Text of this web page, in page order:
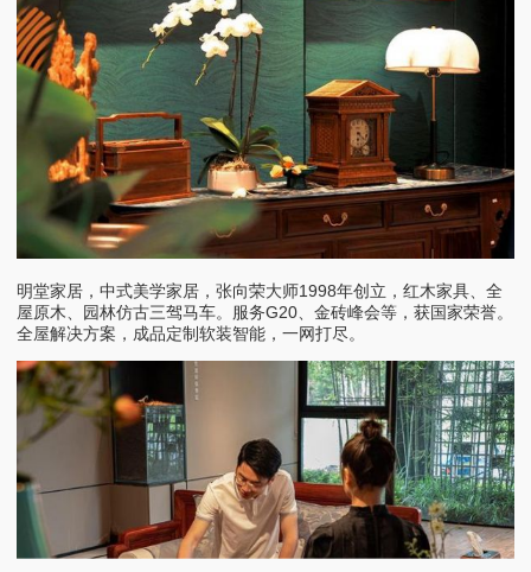
明堂家居，中式美学家居，张向荣大师1998年创立，红木家具、全
屋原木、园林仿古三驾马车。服务G20、金砖峰会等，获国家荣誉。
全屋解决方案，成品定制软装智能，一网打尽。